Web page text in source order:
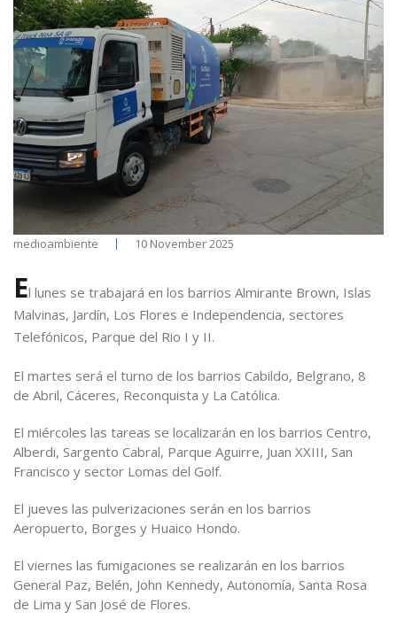
medioambiente 10 November 2025
El lunes se trabajará en los barrios Almirante Brown, Islas
Malvinas, Jardín, Los Flores e Independencia, sectores
Telefónicos, Parque del Rio I y II.
El martes será el turno de los barrios Cabildo, Belgrano, 8
de Abril, Cáceres, Reconquista y La Católica.
El miércoles las tareas se localizarán en los barrios Centro,
Alberdi, Sargento Cabral, Parque Aguirre, Juan XXIII, San
Francisco y sector Lomas del Golf.
El jueves las pulverizaciones serán en los barrios
Aeropuerto, Borges y Huaico Hondo.
El viernes las fumigaciones se realizarán en los barrios
General Paz, Belén, John Kennedy, Autonomía, Santa Rosa
de Lima y San José de Flores.